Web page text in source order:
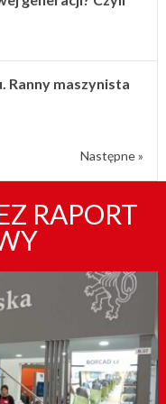
Ranny maszynista
Następne »
RAPORT